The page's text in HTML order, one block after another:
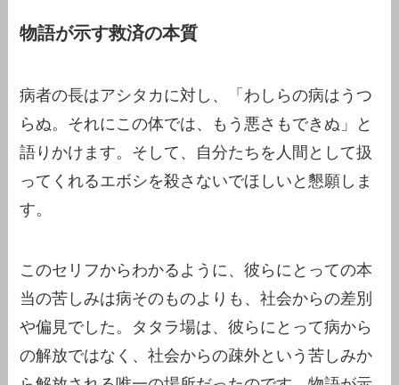
物語が示す救済の本質
病者の長はアシタカに対し、「わしらの病はうつ
らぬ。それにこの体では、もう悪さもできぬ」と
語りかけます。そして、自分たちを人間として扱
ってくれるエボシを殺さないでほしいと懇願しま
す。
このセリフからわかるように、彼らにとっての本
当の苦しみは病そのものよりも、社会からの差別
や偏見でした。タタラ場は、彼らにとって病から
の解放ではなく、社会からの疎外という苦しみか